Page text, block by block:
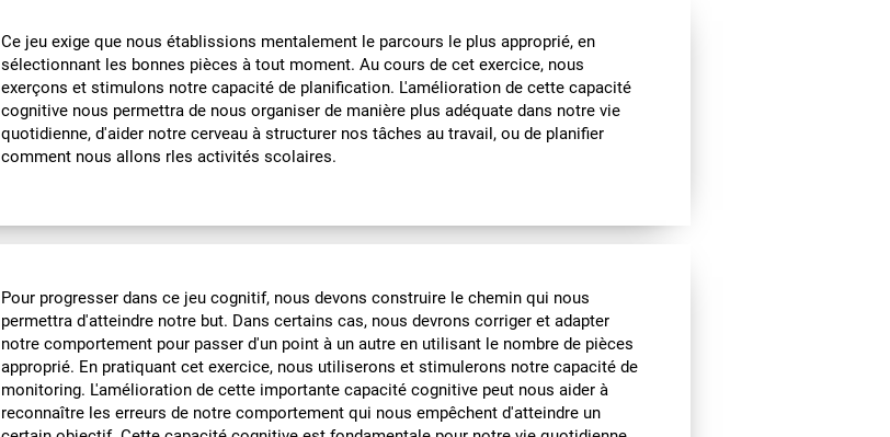
Ce jeu exige que nous établissions mentalement le parcours le plus approprié, en
sélectionnant les bonnes pièces à tout moment. Au cours de cet exercice, nous
exerçons et stimulons notre capacité de planification. L'amélioration de cette capacité
cognitive nous permettra de nous organiser de manière plus adéquate dans notre vie
quotidienne, d'aider notre cerveau à structurer nos tâches au travail, ou de planifier
comment nous allons rles activités scolaires.
Pour progresser dans ce jeu cognitif, nous devons construire le chemin qui nous
permettra d'atteindre notre but. Dans certains cas, nous devrons corriger et adapter
notre comportement pour passer d'un point à un autre en utilisant le nombre de pièces
approprié. En pratiquant cet exercice, nous utiliserons et stimulerons notre capacité de
monitoring. L'amélioration de cette importante capacité cognitive peut nous aider à
reconnaître les erreurs de notre comportement qui nous empêchent d'atteindre un